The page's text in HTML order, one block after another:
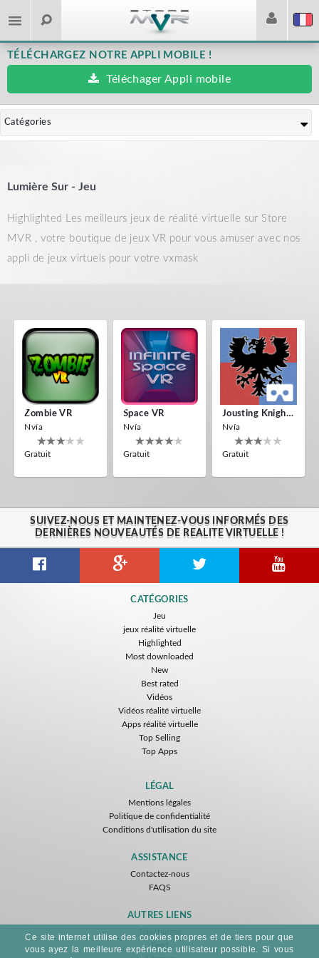
TÉLÉCHARGEZ NOTRE APPLI MOBILE !
Téléchager Appli mobile
Catégories
Lumière Sur - Jeu
Highlighted Les meilleurs jeux de réalité virtuelle sur Store
MVR , votre boutique de jeux VR pour vous amuser avec nos
appli de jeux virtuels pour votre vxmask
Zombie VR
Nvía
Gratuit
Space VR
Nvía
Gratuit
Jousting Knights VR
Nvía
Gratuit
SUIVEZ-NOUS ET MAINTENEZ-VOUS INFORMÉS DES
DERNIÈRES NOUVEAUTÉS DE REALITE VIRTUELLE !
CATÉGORIES
Jeu
jeux réalité virtuelle
Highlighted
Most downloaded
New
Best rated
Vidéos
Vidéos réalité virtuelle
Apps réalité virtuelle
Top Selling
Top Apps
LÉGAL
Mentions légales
Politique de confidentialité
Conditions d'utilisation du site
ASSISTANCE
Contactez-nous
FAQS
AUTRES LIENS
Feed
Ce site internet utilise des cookies propres et de tiers pour que
vous ayez la meilleure expérience utilisateur possible. Si vous